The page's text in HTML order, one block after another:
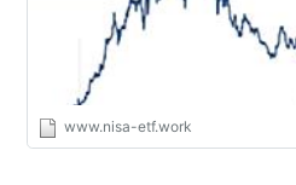
www.nisa-etf.work